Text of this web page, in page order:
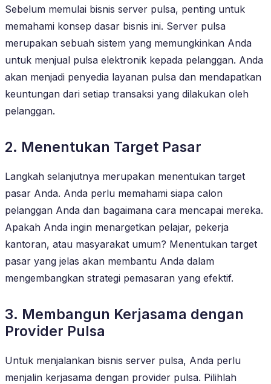
Sebelum memulai bisnis server pulsa, penting untuk
memahami konsep dasar bisnis ini. Server pulsa
merupakan sebuah sistem yang memungkinkan Anda
untuk menjual pulsa elektronik kepada pelanggan. Anda
akan menjadi penyedia layanan pulsa dan mendapatkan
keuntungan dari setiap transaksi yang dilakukan oleh
pelanggan.
2. Menentukan Target Pasar
Langkah selanjutnya merupakan menentukan target
pasar Anda. Anda perlu memahami siapa calon
pelanggan Anda dan bagaimana cara mencapai mereka.
Apakah Anda ingin menargetkan pelajar, pekerja
kantoran, atau masyarakat umum? Menentukan target
pasar yang jelas akan membantu Anda dalam
mengembangkan strategi pemasaran yang efektif.
3. Membangun Kerjasama dengan
Provider Pulsa
Untuk menjalankan bisnis server pulsa, Anda perlu
menjalin kerjasama dengan provider pulsa. Pilihlah